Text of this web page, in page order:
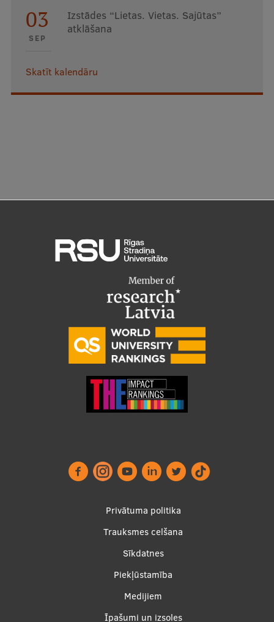
03
SEP
Izstādes “Lietas. Vietas. Sajūtas”
atklāšana
Skatīt kalendāru
Privātuma politika
Trauksmes celšana
Sīkdatnes
Piekļūstamība
Medijiem
Īpašumi un izsoles